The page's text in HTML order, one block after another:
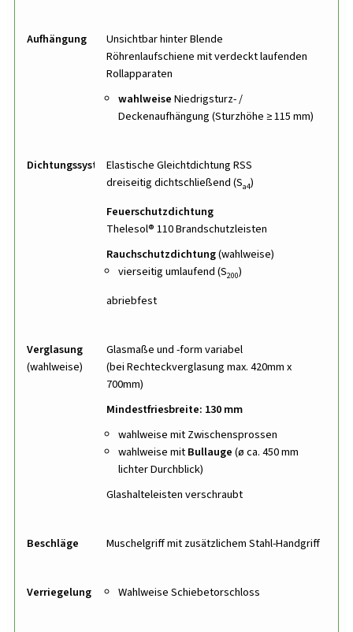
Aufhängung
Unsichtbar hinter Blende
Röhrenlaufschiene mit verdeckt laufenden
Rollapparaten
wahlweiseNiedrigsturz- /
Deckenaufhängung (Sturzhöhe ≥ 115 mm)
DichtungssystemElastische Gleichtdichtung RSS
dreiseitig dichtschließend (Sa4)
Feuerschutzdichtung
Thelesol® 110 Brandschutzleisten
Rauchschutzdichtung(wahlweise)
vierseitig umlaufend (S200)
abriebfest
Verglasung
(wahlweise)
Glasmaße und -form variabel
(bei Rechteckverglasung max. 420mm x
700mm)
Mindestfriesbreite: 130 mm
wahlweise mit Zwischensprossen
wahlweise mitBullauge(ø ca. 450 mm
lichter Durchblick)
Glashalteleisten verschraubt
Beschläge Muschelgriff mit zusätzlichem Stahl-Handgriff
Verriegelung Wahlweise Schiebetorschloss